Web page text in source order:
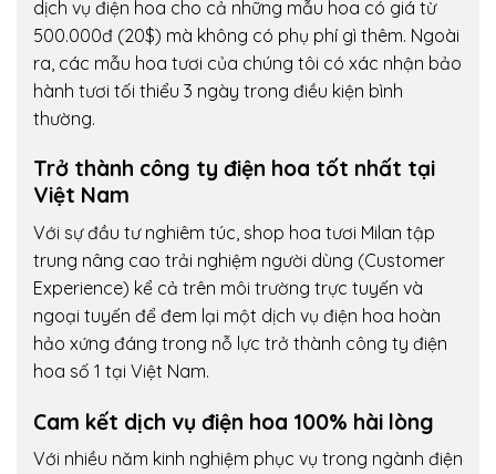
dịch vụ điện hoa cho cả những mẫu hoa có giá từ
500.000đ (20$) mà không có phụ phí gì thêm. Ngoài
ra, các mẫu hoa tươi của chúng tôi có xác nhận bảo
hành tươi tối thiểu 3 ngày trong điều kiện bình
thường.
Trở thành công ty điện hoa tốt nhất tại
Việt Nam
Với sự đầu tư nghiêm túc, shop hoa tươi Milan tập
trung nâng cao trải nghiệm người dùng (Customer
Experience) kể cả trên môi trường trực tuyến và
ngoại tuyến để đem lại một dịch vụ điện hoa hoàn
hảo xứng đáng trong nỗ lực trở thành công ty điện
hoa số 1 tại Việt Nam.
Cam kết dịch vụ điện hoa 100% hài lòng
Với nhiều năm kinh nghiệm phục vụ trong ngành điện